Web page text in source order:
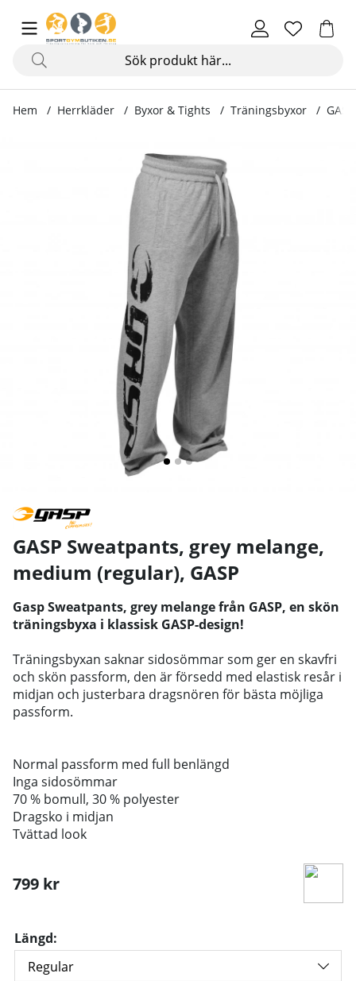
Hem Herrkläder Byxor & Tights Träningsbyxor
GASP Sweatpants, grey melange,
medium (regular), GASP
Gasp Sweatpants, grey melange från GASP, en skön
träningsbyxa i klassisk GASP-design!
Träningsbyxan saknar sidosömmar som ger en skavfri
och skön passform, den är försedd med elastisk resår i
midjan och justerbara dragsnören för bästa möjliga
passform.
Normal passform med full benlängd
Inga sidosömmar
70 % bomull, 30 % polyester
Dragsko i midjan
Tvättad look
799 kr
Längd: